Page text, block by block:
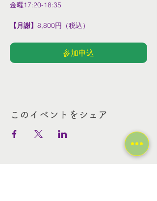
金曜17:20-18:35
【月謝】 8,800円（税込）
参加申込
このイベントをシェア